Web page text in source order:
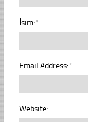
İsim:*
Email Address:*
Website: